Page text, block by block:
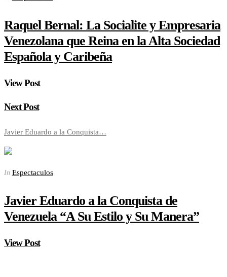
Raquel Bernal: La Socialite y Empresaria
Venezolana que Reina en la Alta Sociedad
Española y Caribeña
View Post
Next Post
Javier Eduardo a la Conquista…
In Espectaculos
Javier Eduardo a la Conquista de
Venezuela “A Su Estilo y Su Manera”
View Post